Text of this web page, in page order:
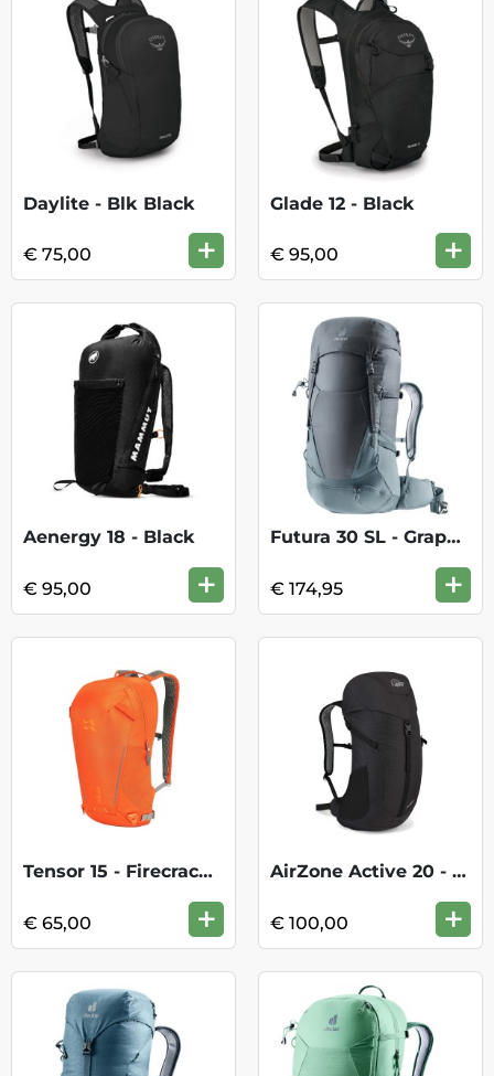
Daylite - Blk Black
€ 75,00 +
Glade 12 - Black
€ 95,00 +
Aenergy 18 - Black
€ 95,00 +
Futura 30 SL - Graphite Shale
€ 174,95 +
Tensor 15 - Firecracker
€ 65,00 +
AirZone Active 20 - Black
€ 100,00 +